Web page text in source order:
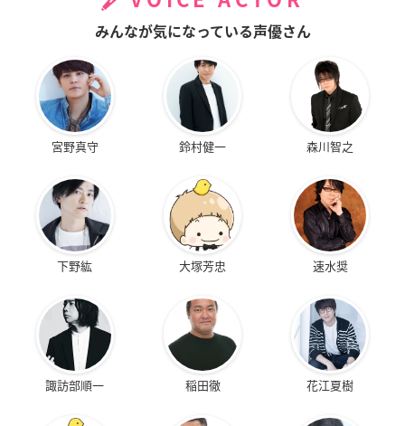
みんなが気になっている声優さん
宮野真守 鈴村健一 森川智之
下野紘 大塚芳忠 速水奨
諏訪部順一 稲田徹 花江夏樹